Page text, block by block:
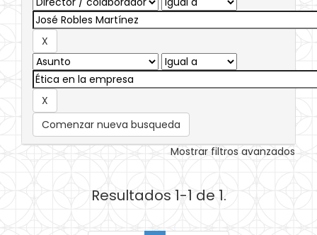
Comenzar nueva busqueda
Mostrar filtros avanzados
Resultados 1-1 de 1.